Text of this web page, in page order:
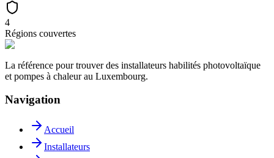
4
Régions couvertes
La référence pour trouver des installateurs habilités photovoltaïque
et pompes à chaleur au Luxembourg.
Navigation
Accueil
Installateurs